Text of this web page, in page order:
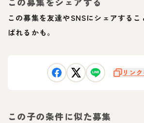
この募集を友達やSNSにシェアする
ばれるかも。
リン
この子の条件に似た募集